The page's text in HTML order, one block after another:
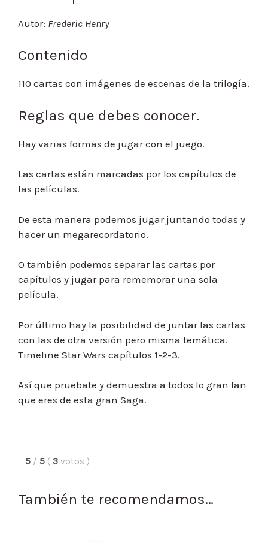
Autor: Frederic Henry
Contenido
110 cartas con imágenes de escenas de la trilogía.
Reglas que debes conocer.
Hay varias formas de jugar con el juego.
Las cartas están marcadas por los capítulos de
las películas.
De esta manera podemos jugar juntando todas y
hacer un megarecordatorio.
O también podemos separar las cartas por
capítulos y jugar para rememorar una sola
película.
Por último hay la posibilidad de juntar las cartas
con las de otra versión pero misma temática.
Timeline Star Wars capítulos 1-2-3.
Así que pruebate y demuestra a todos lo gran fan
que eres de esta gran Saga.
5 / 5 ( 3 votos )
También te recomendamos…